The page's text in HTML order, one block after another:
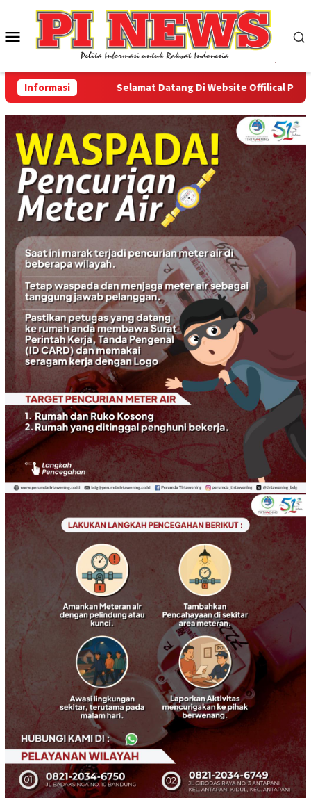
konten
Menu
Mobile
Informasi Selamat Datang Di Website Offilical PI-